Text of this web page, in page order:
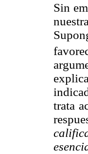
Sin
trata